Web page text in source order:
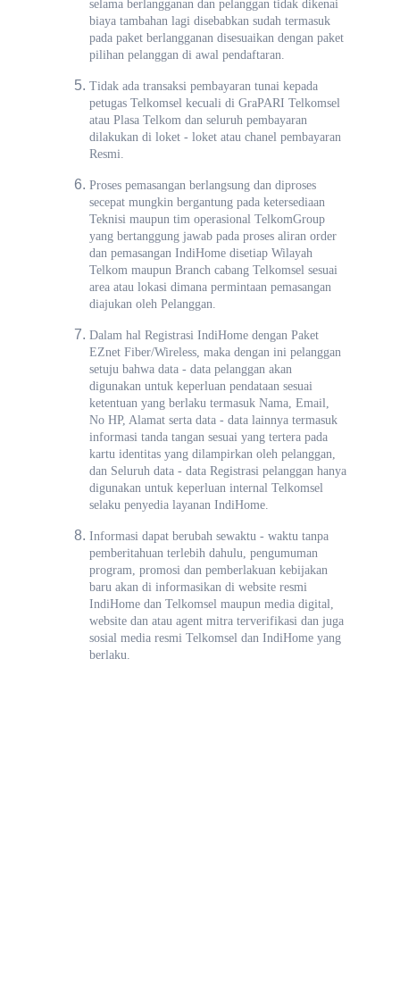
selama berlangganan dan pelanggan tidak dikenai
biaya tambahan lagi disebabkan sudah termasuk
pada paket berlangganan disesuaikan dengan paket
pilihan pelanggan di awal pendaftaran.
Tidak ada transaksi pembayaran tunai kepada
petugas Telkomsel kecuali di GraPARI Telkomsel
atau Plasa Telkom dan seluruh pembayaran
dilakukan di loket - loket atau chanel pembayaran
Resmi.
Proses pemasangan berlangsung dan diproses
secepat mungkin bergantung pada ketersediaan
Teknisi maupun tim operasional TelkomGroup
yang bertanggung jawab pada proses aliran order
dan pemasangan IndiHome disetiap Wilayah
Telkom maupun Branch cabang Telkomsel sesuai
area atau lokasi dimana permintaan pemasangan
diajukan oleh Pelanggan.
Dalam hal Registrasi IndiHome dengan Paket
EZnet Fiber/Wireless, maka dengan ini pelanggan
setuju bahwa data - data pelanggan akan
digunakan untuk keperluan pendataan sesuai
ketentuan yang berlaku termasuk Nama, Email,
No HP, Alamat serta data - data lainnya termasuk
informasi tanda tangan sesuai yang tertera pada
kartu identitas yang dilampirkan oleh pelanggan,
dan Seluruh data - data Registrasi pelanggan hanya
digunakan untuk keperluan internal Telkomsel
selaku penyedia layanan IndiHome.
Informasi dapat berubah sewaktu - waktu tanpa
pemberitahuan terlebih dahulu, pengumuman
program, promosi dan pemberlakuan kebijakan
baru akan di informasikan di website resmi
IndiHome dan Telkomsel maupun media digital,
website dan atau agent mitra terverifikasi dan juga
sosial media resmi Telkomsel dan IndiHome yang
berlaku.